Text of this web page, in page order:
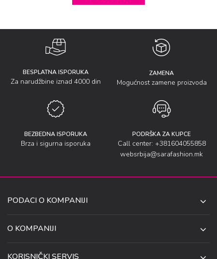
BESPLATNA ISPORUKA
Za narudžbine iznad 4000 din
ZAMENA
Mogućnost zamene proizvoda
BEZBEDNA ISPORUKA
Brza i sigurna isporuka
PODRŠKA ZA KUPCE
Call center: +381604055858
websrbija@sarafashion.mk
PODACI O KOMPANIJI
UL. ANETE ANDREJEVIĆ 13
O KOMPANIJI
KORISNIČKI SERVIS